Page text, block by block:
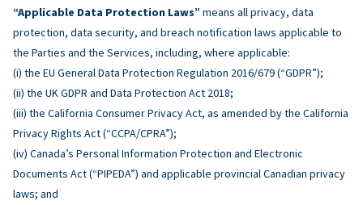
“Applicable Data Protection Laws” means all privacy, data
protection, data security, and breach notification laws applicable to
the Parties and the Services, including, where applicable:
(i) the EU General Data Protection Regulation 2016/679 (“GDPR”);
(ii) the UK GDPR and Data Protection Act 2018;
(iii) the California Consumer Privacy Act, as amended by the California
Privacy Rights Act (“CCPA/CPRA”);
(iv) Canada’s Personal Information Protection and Electronic
Documents Act (“PIPEDA”) and applicable provincial Canadian privacy
laws; and